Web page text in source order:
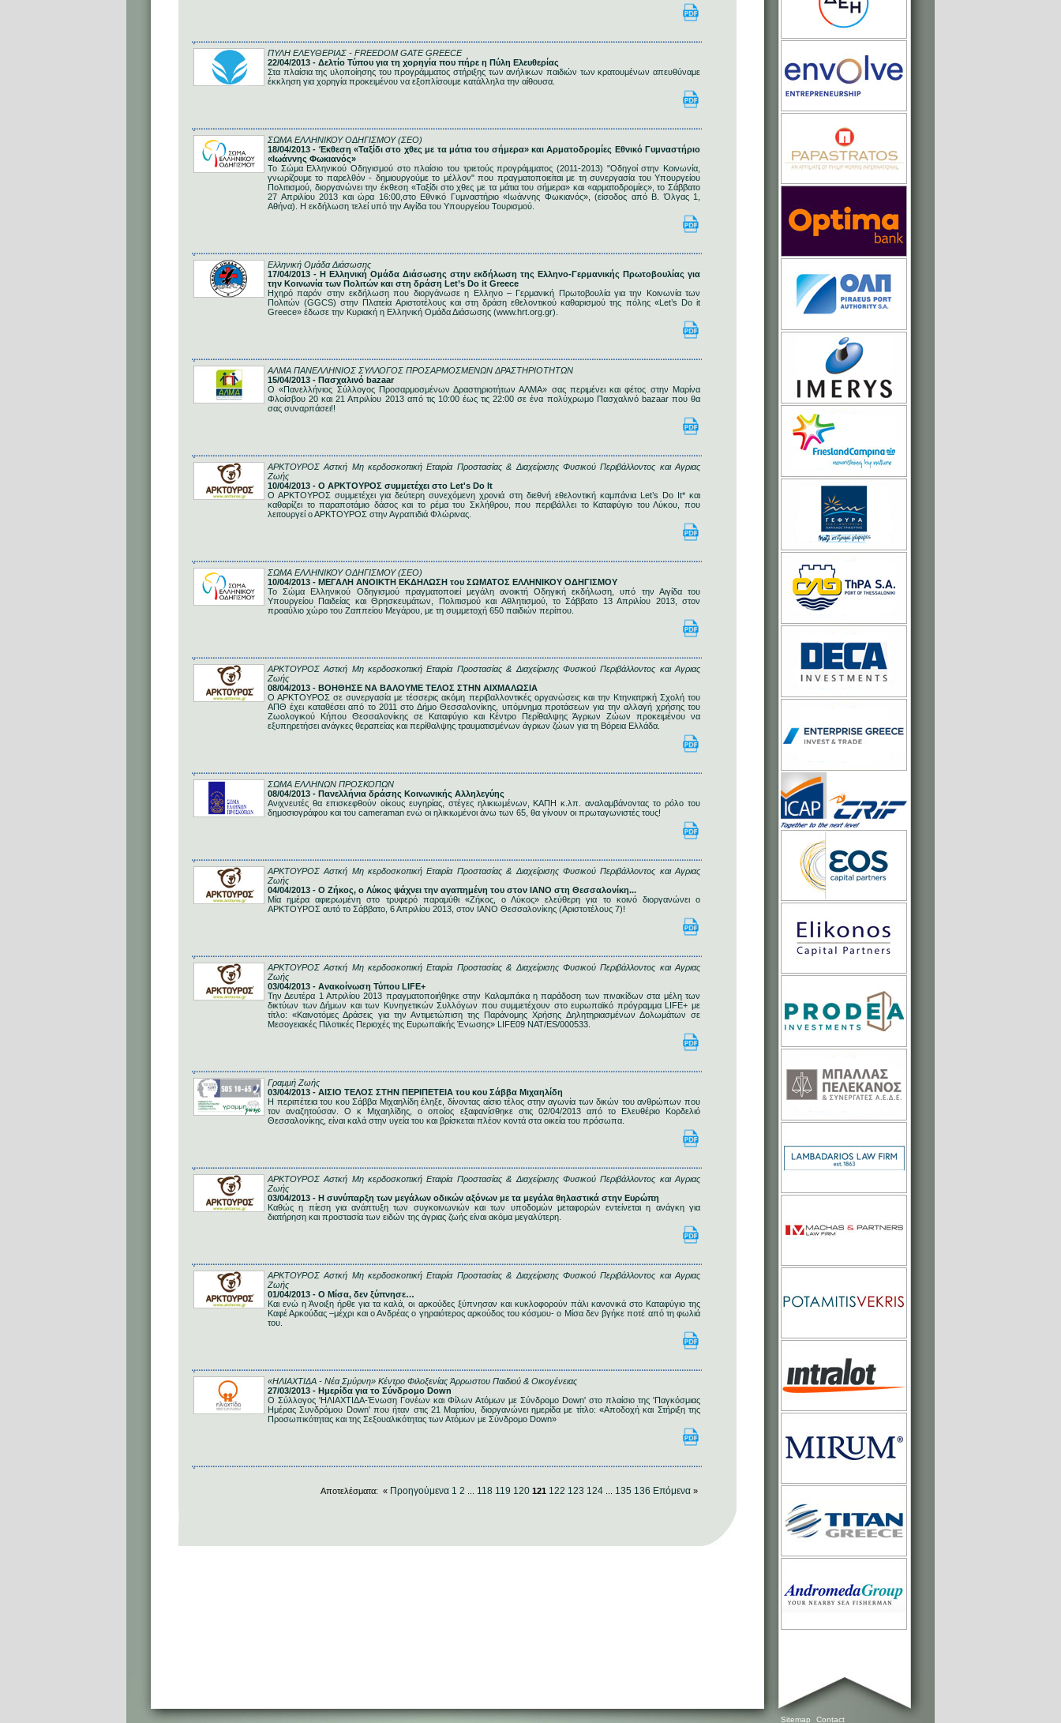
ΠΥΛΗ ΕΛΕΥΘΕΡΙΑΣ - FREEDOM GATE GREECE
22/04/2013 - Δελτίο Τύπου για τη χορηγία που πήρε η Πύλη Ελευθερίας
Στα πλαίσια της υλοποίησης του προγράμματος στήριξης των ανήλικων παιδιών των κρατουμένων απευθύναμε
έκκληση για χορηγία προκειμένου να εξοπλίσουμε κατάλληλα την αίθουσα.
ΣΩΜΑ ΕΛΛΗΝΙΚΟΥ ΟΔΗΓΙΣΜΟΥ (ΣΕΟ)
18/04/2013 - Έκθεση «Ταξίδι στο χθες με τα μάτια του σήμερα» και Αρματοδρομίες Εθνικό Γυμναστήριο
«Ιωάννης Φωκιανός»
Το Σώμα Ελληνικού Οδηγισμού στο πλαίσιο του τριετούς προγράμματος (2011-2013) "Οδηγοί στην Κοινωνία,
γνωρίζουμε το παρελθόν - δημιουργούμε το μέλλον" που πραγματοποιείται με τη συνεργασία του Υπουργείου
Πολιτισμού, διοργανώνει την έκθεση «Ταξίδι στο χθες με τα μάτια του σήμερα» και «αρματοδρομίες», το Σάββατο
27 Απριλίου 2013 και ώρα 16:00,στο Εθνικό Γυμναστήριο «Ιωάννης Φωκιανός», (είσοδος από Β. Όλγας 1,
Αθήνα). Η εκδήλωση τελεί υπό την Αιγίδα του Υπουργείου Τουρισμού.
Ελληνική Ομάδα Διάσωσης
17/04/2013 - Η Ελληνική Ομάδα Διάσωσης στην εκδήλωση της Ελληνο-Γερμανικής Πρωτοβουλίας για
την Κοινωνία των Πολιτών και στη δράση Let’s Do it Greece
Ηχηρό παρόν στην εκδήλωση που διοργάνωσε η Ελληνο – Γερμανική Πρωτοβουλία για την Κοινωνία των
Πολιτών (GGCS) στην Πλατεία Αριστοτέλους και στη δράση εθελοντικού καθαρισμού της πόλης «Let’s Do it
Greece» έδωσε την Κυριακή η Ελληνική Ομάδα Διάσωσης (www.hrt.org.gr).
ΑΛΜΑ ΠΑΝΕΛΛΗΝΙΟΣ ΣΥΛΛΟΓΟΣ ΠΡΟΣΑΡΜΟΣΜΕΝΩΝ ΔΡΑΣΤΗΡΙΟΤΗΤΩΝ
15/04/2013 - Πασχαλινό bazaar
Ο «Πανελλήνιος Σύλλογος Προσαρμοσμένων Δραστηριοτήτων ΑΛΜΑ» σας περιμένει και φέτος στην Μαρίνα
Φλοίσβου 20 και 21 Απριλίου 2013 από τις 10:00 έως τις 22:00 σε ένα πολύχρωμο Πασχαλινό bazaar που θα
σας συναρπάσει!!
ΑΡΚΤΟΥΡΟΣ Αστκή Μη κερδοσκοπική Εταιρία Προστασίας & Διαχείρισης Φυσικού Περιβάλλοντος και Αγριας
Ζωής
10/04/2013 - Ο ΑΡΚΤΟΥΡΟΣ συμμετέχει στο Let's Do It
Ο ΑΡΚΤΟΥΡΟΣ συμμετέχει για δεύτερη συνεχόμενη χρονιά στη διεθνή εθελοντική καμπάνια Let’s Do It* και
καθαρίζει το παραποτάμιο δάσος και το ρέμα του Σκλήθρου, που περιβάλλει το Καταφύγιο του Λύκου, που
λειτουργεί ο ΑΡΚΤΟΥΡΟΣ στην Αγραπιδιά Φλώρινας.
ΣΩΜΑ ΕΛΛΗΝΙΚΟΥ ΟΔΗΓΙΣΜΟΥ (ΣΕΟ)
10/04/2013 - ΜΕΓΑΛΗ ΑΝΟΙΚΤΗ ΕΚΔΗΛΩΣΗ του ΣΩΜΑΤΟΣ ΕΛΛΗΝΙΚΟΥ ΟΔΗΓΙΣΜΟΥ
Το Σώμα Ελληνικού Οδηγισμού πραγματοποιεί μεγάλη ανοικτή Οδηγική εκδήλωση, υπό την Αιγίδα του
Υπουργείου Παιδείας και Θρησκευμάτων, Πολιτισμού και Αθλητισμού, το Σάββατο 13 Απριλίου 2013, στον
προαύλιο χώρο του Ζαππείου Μεγάρου, με τη συμμετοχή 650 παιδιών περίπου.
ΑΡΚΤΟΥΡΟΣ Αστκή Μη κερδοσκοπική Εταιρία Προστασίας & Διαχείρισης Φυσικού Περιβάλλοντος και Αγριας
Ζωής
08/04/2013 - ΒΟΗΘΗΣΕ ΝΑ ΒΑΛΟΥΜΕ ΤΕΛΟΣ ΣΤΗΝ ΑΙΧΜΑΛΩΣΙΑ
Ο ΑΡΚΤΟΥΡΟΣ σε συνεργασία με τέσσερις ακόμη περιβαλλοντικές οργανώσεις και την Κτηνιατρική Σχολή του
ΑΠΘ έχει καταθέσει από το 2011 στο Δήμο Θεσσαλονίκης, υπόμνημα προτάσεων για την αλλαγή χρήσης του
Ζωολογικού Κήπου Θεσσαλονίκης σε Καταφύγιο και Κέντρο Περίθαλψης Άγριων Ζώων προκειμένου να
εξυπηρετήσει ανάγκες θεραπείας και περίθαλψης τραυματισμένων άγριων ζώων για τη Βόρεια Ελλάδα.
ΣΩΜΑ ΕΛΛΗΝΩΝ ΠΡΟΣΚΟΠΩΝ
08/04/2013 - Πανελλήνια δράσης Κοινωνικής Αλληλεγύης
Ανιχνευτές θα επισκεφθούν οίκους ευγηρίας, στέγες ηλικιωμένων, ΚΑΠΗ κ.λπ. αναλαμβάνοντας το ρόλο του
δημοσιογράφου και του cameraman ενώ οι ηλικιωμένοι άνω των 65, θα γίνουν οι πρωταγωνιστές τους!
ΑΡΚΤΟΥΡΟΣ Αστκή Μη κερδοσκοπική Εταιρία Προστασίας & Διαχείρισης Φυσικού Περιβάλλοντος και Αγριας
Ζωής
04/04/2013 - Ο Ζήκος, ο Λύκος ψάχνει την αγαπημένη του στον ΙΑΝΟ στη Θεσσαλονίκη...
Μία ημέρα αφιερωμένη στο τρυφερό παραμύθι «Ζήκος, ο Λύκος» ελεύθερη για το κοινό διοργανώνει ο
ΑΡΚΤΟΥΡΟΣ αυτό το Σάββατο, 6 Απριλίου 2013, στον ΙΑΝΟ Θεσσαλονίκης (Αριστοτέλους 7)!
ΑΡΚΤΟΥΡΟΣ Αστκή Μη κερδοσκοπική Εταιρία Προστασίας & Διαχείρισης Φυσικού Περιβάλλοντος και Αγριας
Ζωής
03/04/2013 - Ανακοίνωση Τύπου LIFE+
Την Δευτέρα 1 Απριλίου 2013 πραγματοποιήθηκε στην Καλαμπάκα η παράδοση των πινακίδων στα μέλη των
δικτύων των Δήμων και των Κυνηγετικών Συλλόγων που συμμετέχουν στο ευρωπαϊκό πρόγραμμα LIFE+ με
τίτλο: «Καινοτόμες Δράσεις για την Αντιμετώπιση της Παράνομης Χρήσης Δηλητηριασμένων Δολωμάτων σε
Μεσογειακές Πιλοτικές Περιοχές της Ευρωπαϊκής Ένωσης» LIFE09 NAT/ES/000533.
Γραμμή Ζωής
03/04/2013 - ΑΙΣΙΟ ΤΕΛΟΣ ΣΤΗΝ ΠΕΡΙΠΕΤΕΙΑ του κου Σάββα Μιχαηλίδη
Η περιπέτεια του κου Σάββα Μιχαηλίδη έληξε, δίνοντας αίσιο τέλος στην αγωνία των δικών του ανθρώπων που
τον αναζητούσαν. Ο κ Μιχαηλίδης, ο οποίος εξαφανίσθηκε στις 02/04/2013 από το Ελευθέριο Κορδελιό
Θεσσαλονίκης, είναι καλά στην υγεία του και βρίσκεται πλέον κοντά στα οικεία του πρόσωπα.
ΑΡΚΤΟΥΡΟΣ Αστκή Μη κερδοσκοπική Εταιρία Προστασίας & Διαχείρισης Φυσικού Περιβάλλοντος και Αγριας
Ζωής
03/04/2013 - Η συνύπαρξη των μεγάλων οδικών αξόνων με τα μεγάλα θηλαστικά στην Ευρώπη
Καθώς η πίεση για ανάπτυξη των συγκοινωνιών και των υποδομών μεταφορών εντείνεται η ανάγκη για
διατήρηση και προστασία των ειδών της άγριας ζωής είναι ακόμα μεγαλύτερη.
ΑΡΚΤΟΥΡΟΣ Αστκή Μη κερδοσκοπική Εταιρία Προστασίας & Διαχείρισης Φυσικού Περιβάλλοντος και Αγριας
Ζωής
01/04/2013 - Ο Μίσα, δεν ξύπνησε…
Και ενώ η Άνοιξη ήρθε για τα καλά, οι αρκούδες ξύπνησαν και κυκλοφορούν πάλι κανονικά στο Καταφύγιο της
Καφέ Αρκούδας –μέχρι και ο Ανδρέας ο γηραιότερος αρκούδος του κόσμου- ο Μίσα δεν βγήκε ποτέ από τη φωλιά
του.
«ΗΛΙΑΧΤΙΔΑ - Νέα Σμύρνη» Κέντρο Φιλοξενίας Άρρωστου Παιδιού & Οικογένειας
27/03/2013 - Ημερίδα για το Σύνδρομο Down
Ο Σύλλογος 'ΗΛΙΑΧΤΙΔΑ-Ένωση Γονέων και Φίλων Ατόμων με Σύνδρομο Down' στο πλαίσιο της 'Παγκόσμιας
Ημέρας Συνδρόμου Down' που ήταν στις 21 Μαρτίου, διοργανώνει ημερίδα με τίτλο: «Αποδοχή και Στήριξη της
Προσωπικότητας και της Σεξουαλικότητας των Ατόμων με Σύνδρομο Down»
Αποτελέσματα: « Προηγούμενα 1 2 118 119 120 121 122 123 124 135 136 Επόμενα »
Sitemap Contact